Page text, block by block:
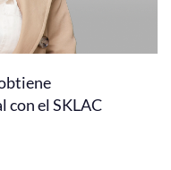
el SKLAC